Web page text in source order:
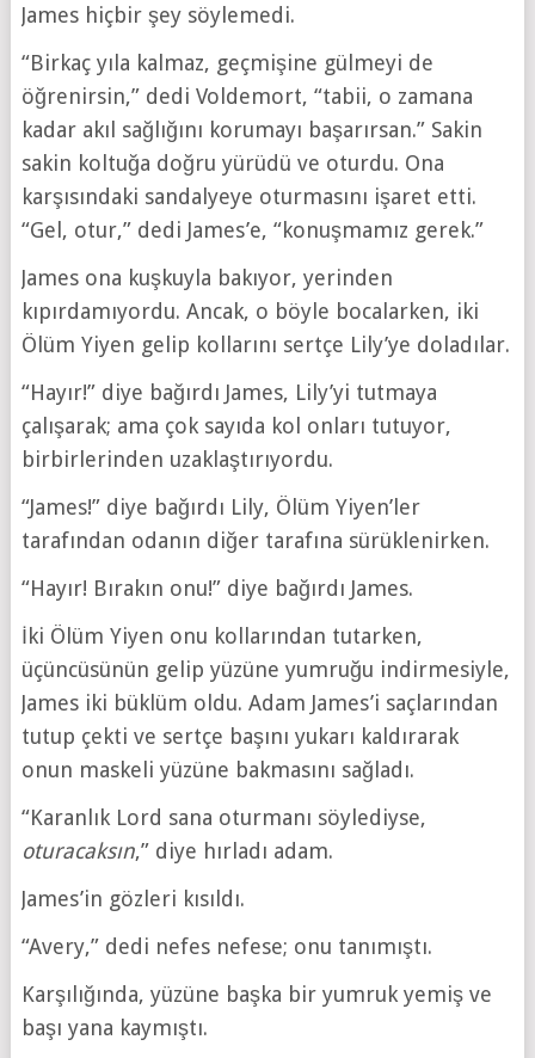
James hiçbir şey söylemedi.
“Birkaç yıla kalmaz, geçmişine gülmeyi de
öğrenirsin,” dedi Voldemort, “tabii, o zamana
kadar akıl sağlığını korumayı başarırsan.” Sakin
sakin koltuğa doğru yürüdü ve oturdu. Ona
karşısındaki sandalyeye oturmasını işaret etti.
“Gel, otur,” dedi James’e, “konuşmamız gerek.”
James ona kuşkuyla bakıyor, yerinden
kıpırdamıyordu. Ancak, o böyle bocalarken, iki
Ölüm Yiyen gelip kollarını sertçe Lily’ye doladılar.
“Hayır!” diye bağırdı James, Lily’yi tutmaya
çalışarak; ama çok sayıda kol onları tutuyor,
birbirlerinden uzaklaştırıyordu.
“James!” diye bağırdı Lily, Ölüm Yiyen’ler
tarafından odanın diğer tarafına sürüklenirken.
“Hayır! Bırakın onu!” diye bağırdı James.
İki Ölüm Yiyen onu kollarından tutarken,
üçüncüsünün gelip yüzüne yumruğu indirmesiyle,
James iki büklüm oldu. Adam James’i saçlarından
tutup çekti ve sertçe başını yukarı kaldırarak
onun maskeli yüzüne bakmasını sağladı.
“Karanlık Lord sana oturmanı söylediyse,
oturacaksın,” diye hırladı adam.
James’in gözleri kısıldı.
“Avery,” dedi nefes nefese; onu tanımıştı.
Karşılığında, yüzüne başka bir yumruk yemiş ve
başı yana kaymıştı.